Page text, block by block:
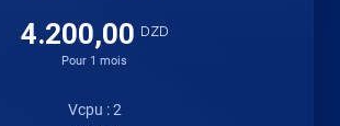
4.200,00 DZD
Pour 1 mois
Vcpu : 2